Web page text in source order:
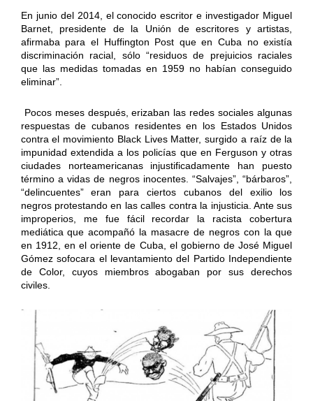
En junio del 2014, el conocido escritor e investigador Miguel
Barnet, presidente de la Unión de escritores y artistas,
afirmaba para el Huffington Post que en Cuba no existía
discriminación racial, sólo “residuos de prejuicios raciales
que las medidas tomadas en 1959 no habían conseguido
eliminar”.
Pocos meses después, erizaban las redes sociales algunas
respuestas de cubanos residentes en los Estados Unidos
contra el movimiento Black Lives Matter, surgido a raíz de la
impunidad extendida a los policías que en Ferguson y otras
ciudades norteamericanas injustificadamente han puesto
término a vidas de negros inocentes. “Salvajes”, “bárbaros”,
“delincuentes” eran para ciertos cubanos del exilio los
negros protestando en las calles contra la injusticia. Ante sus
improperios, me fue fácil recordar la racista cobertura
mediática que acompañó la masacre de negros con la que
en 1912, en el oriente de Cuba, el gobierno de José Miguel
Gómez sofocara el levantamiento del Partido Independiente
de Color, cuyos miembros abogaban por sus derechos
civiles.